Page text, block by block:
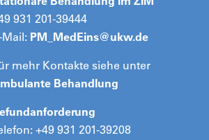
931 201-39444
Mail: PM_MedEins@ukw.de
mehr Kontakte siehe unter
Behandlung
+49 931 201-39208